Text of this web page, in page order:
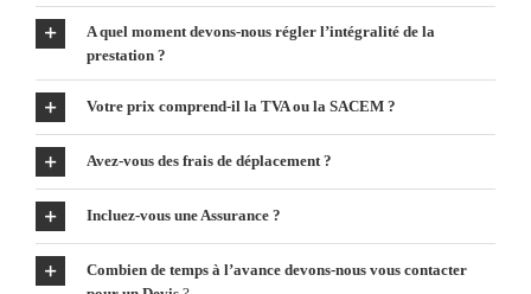
A quel moment devons-nous régler l’intégralité de la
prestation ?
Votre prix comprend-il la TVA ou la SACEM ?
Avez-vous des frais de déplacement ?
Incluez-vous une Assurance ?
Combien de temps à l’avance devons-nous vous contacter